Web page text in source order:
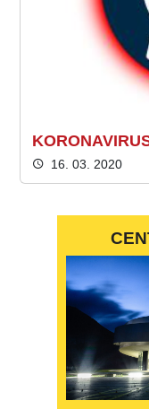
16. 03. 2020